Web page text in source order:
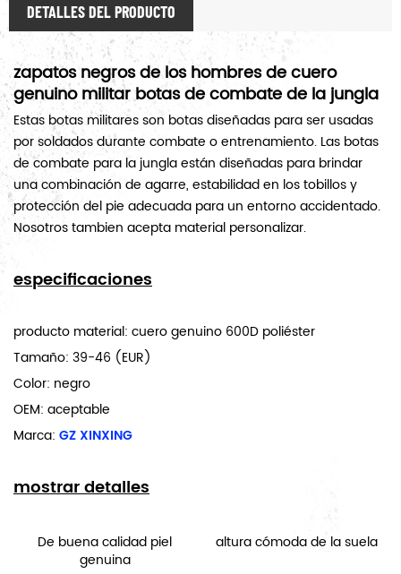
DETALLES DEL PRODUCTO
zapatos negros de los hombres de cuero
genuinomilitarbotas de combate de la jungla
Estas botas militares son botas diseñadas para ser usadas
por soldados durante combate o entrenamiento. Las botas
de combate para la jungla están diseñadas para brindar
una combinación de agarre, estabilidad en los tobillos y
protección del pie adecuada para un entorno accidentado.
Nosotros tambien acepta material personalizar.
especificaciones
producto material: cuero genuino 600D poliéster
Tamaño: 39-46 (EUR)
Color: negro
OEM: aceptable
Marca: GZ XINXING
mostrar detalles
De buena calidad piel
genuina
altura cómoda de la suela